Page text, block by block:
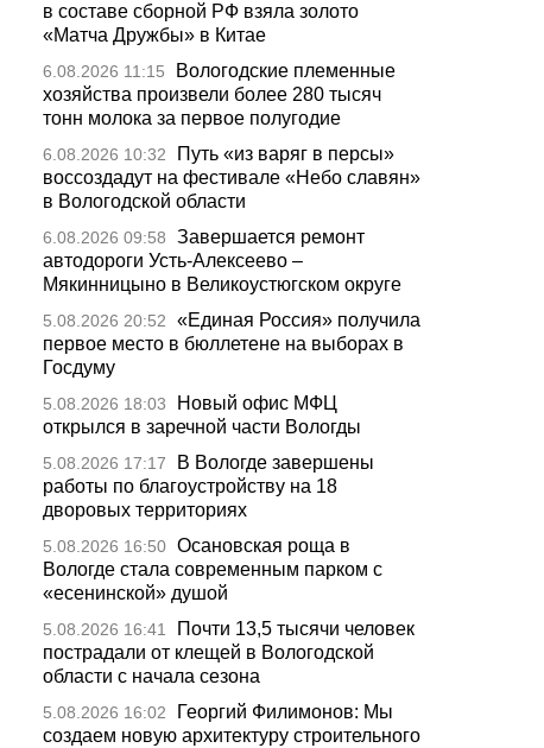
в составе сборной РФ взяла золото
«Матча Дружбы» в Китае
6.08.2026 11:15
Вологодские племенные
хозяйства произвели более 280 тысяч
тонн молока за первое полугодие
6.08.2026 10:32
Путь «из варяг в персы»
воссоздадут на фестивале «Небо славян»
в Вологодской области
6.08.2026 09:58
Завершается ремонт
автодороги Усть-Алексеево –
Мякинницыно в Великоустюгском округе
5.08.2026 20:52
«Единая Россия» получила
первое место в бюллетене на выборах в
Госдуму
5.08.2026 18:03
Новый офис МФЦ
открылся в заречной части Вологды
5.08.2026 17:17
В Вологде завершены
работы по благоустройству на 18
дворовых территориях
5.08.2026 16:50 Осановская роща в
Вологде стала современным парком с
«есенинской» душой
5.08.2026 16:41
Почти 13,5 тысячи человек
пострадали от клещей в Вологодской
области с начала сезона
5.08.2026 16:02
Георгий Филимонов: Мы
создаем новую архитектуру строительного